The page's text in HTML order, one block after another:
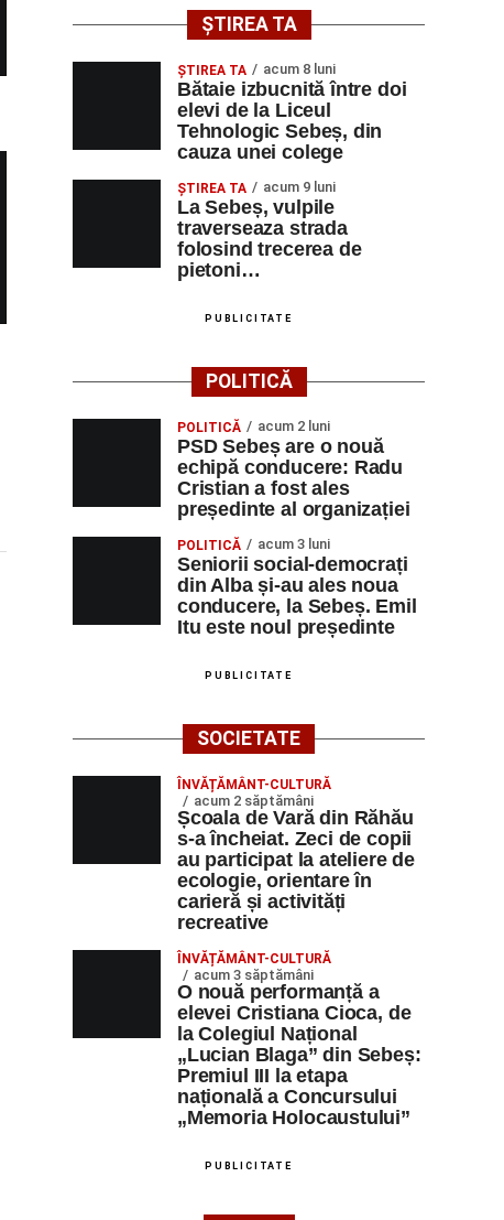
ȘTIREA TA
ŞTIREA TA acum 8 luni
Bătaie izbucnită între doi
elevi de la Liceul
Tehnologic Sebeș, din
cauza unei colege
ŞTIREA TA acum 9 luni
La Sebeș, vulpile
traverseaza strada
folosind trecerea de
pietoni…
PUBLICITATE
POLITICĂ
POLITICĂ acum 2 luni
PSD Sebeș are o nouă
echipă conducere: Radu
Cristian a fost ales
președinte al organizației
POLITICĂ acum 3 luni
Seniorii social-democrați
din Alba și-au ales noua
conducere, la Sebeș. Emil
Itu este noul președinte
PUBLICITATE
SOCIETATE
ÎNVĂȚĂMÂNT-CULTURĂ
acum 2 săptămâni
Școala de Vară din Răhău
s-a încheiat. Zeci de copii
au participat la ateliere de
ecologie, orientare în
carieră și activități
recreative
ÎNVĂȚĂMÂNT-CULTURĂ
acum 3 săptămâni
O nouă performanță a
elevei Cristiana Cioca, de
la Colegiul Național
„Lucian Blaga” din Sebeș:
Premiul III la etapa
națională a Concursului
„Memoria Holocaustului”
PUBLICITATE